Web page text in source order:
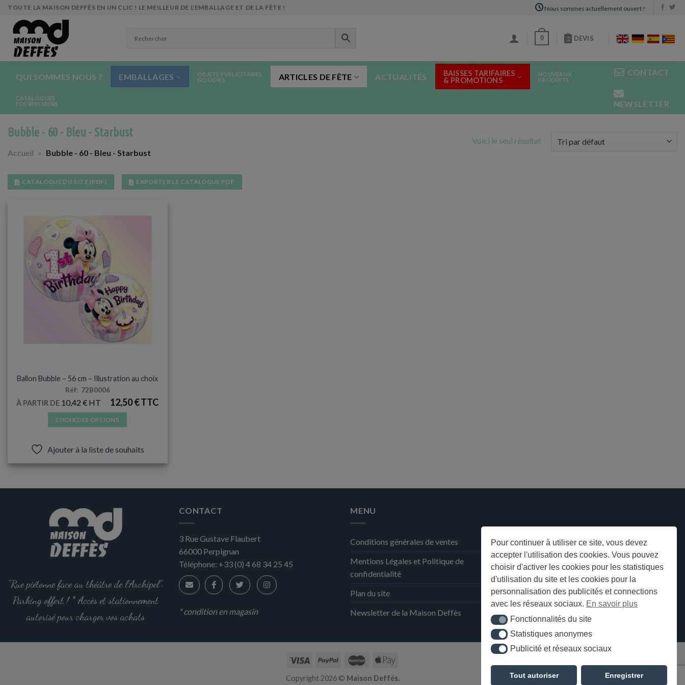
Pour continuer à utiliser ce site, vous devez
accepter l'utilisation des cookies. Vous pouvez
choisir d'activer les cookies pour les statistiques
d'utilisation du site et les cookies pour la
personnalisation des publicités et connections
avec les réseaux sociaux. En savoir plus
Fonctionnalités du site
Fonctionnalités du site
Statistiques anonymes
Statistiques anonymes
Publicité et réseaux sociaux
Publicité et réseaux sociaux
Tout autoriser Enregistrer
Skip
content
TOUTE LA MAISON DEFFÈS EN UN CLIC ! LE MEILLEUR DE L'EMBALLAGE ET DE LA FÊTE ! Nous sommes actuellement ouvert !
0 DEVIS
QUI SOMMES NOUS ? EMBALLAGES
OBJETS PUBLICITAIRES
GOODIES
ARTICLES DE FÊTE ACTUALITÉS
BAISSES TARIFAIRES
& PROMOTIONS
NOUVEAUX
PRODUITS
CATALOGUES
FOURNISSEURS
CONTACT
NEWSLETTER
Bubble - 60 - Bleu - Starbust
Accueil » Bubble - 60 - Bleu - Starbust
Voici le seul résultat
CATALOGUE DU SITE (PDF) EXPORTER LE CATALOGUE PDF
Ballon Bubble – 56 cm – Illustration au choix
Réf: 72B0006
À PARTIR DE 10,42€ 12,50€
CHOIX DES OPTIONS
plusieurs
Les
peuvent
être
choisies
sur
du
produit
Ajouter à la liste de souhaits
"Rue piétonne face au théâtre de l'Archipel".
Parking offert ! * Accès et stationnement
autorisé pour charger vos achats
CONTACT
3 Rue Gustave Flaubert
66000 Perpignan
Téléphone: +33 (0) 4 68 34 25 45
* condition en magasin
MENU
Conditions générales de ventes
Mentions Légales et Politique de
confidentialité
Plan du site
Newsletter de la Maison Deffès
Copyright 2026 © Maison Deffés.